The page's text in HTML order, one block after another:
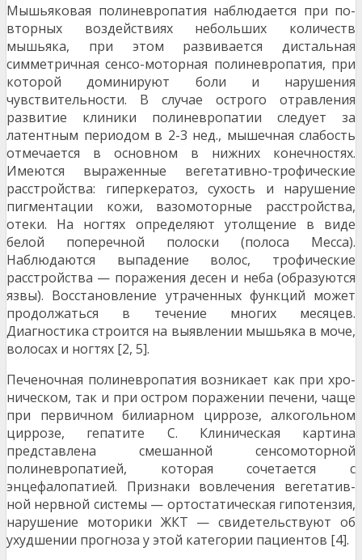
Мышьяковая полиневропатия наблюдается при по­
вторных воздействиях небольших количеств
мышьяка, при этом развивается дистальная
симметричная сенсо-моторная полиневропатия, при
которой доминируют бо­ли и нарушения
чувствительности. В случае острого отравления
развитие клиники полиневропатии следует за
латентным периодом в 2-3 нед., мышечная слабость
отмечается в основном в нижних конечностях.
Имеются выраженные вегетативно-трофические
расстройства: гиперкератоз, сухость и нарушение
пигментации кожи, вазомоторные расстройства,
отеки. На ногтях опреде­ляют утолщение в виде
белой поперечной полоски (поло­са Месса).
Наблюдаются выпадение волос, трофические
расстройства — поражения десен и неба (образуются
яз­вы). Восстановление утраченных функций может
продол­жаться в течение многих месяцев.
Диагностика строится на выявлении мышьяка в моче,
волосах и ногтях [2, 5].
Печеночная полиневропатия возникает как при хро­
ническом, так и при остром поражении печени, чаще
при первичном билиарном циррозе, алкогольном
циррозе, гепатите С. Клиническая картина
представлена смешан­ной сенсомоторной
полиневропатией, которая сочетает­ся с
энцефалопатией. Признаки вовлечения вегетатив­
ной нервной системы — ортостатическая гипотензия,
на­рушение моторики ЖКТ — свидетельствуют об
ухудшении прогноза у этой категории пациентов [4].